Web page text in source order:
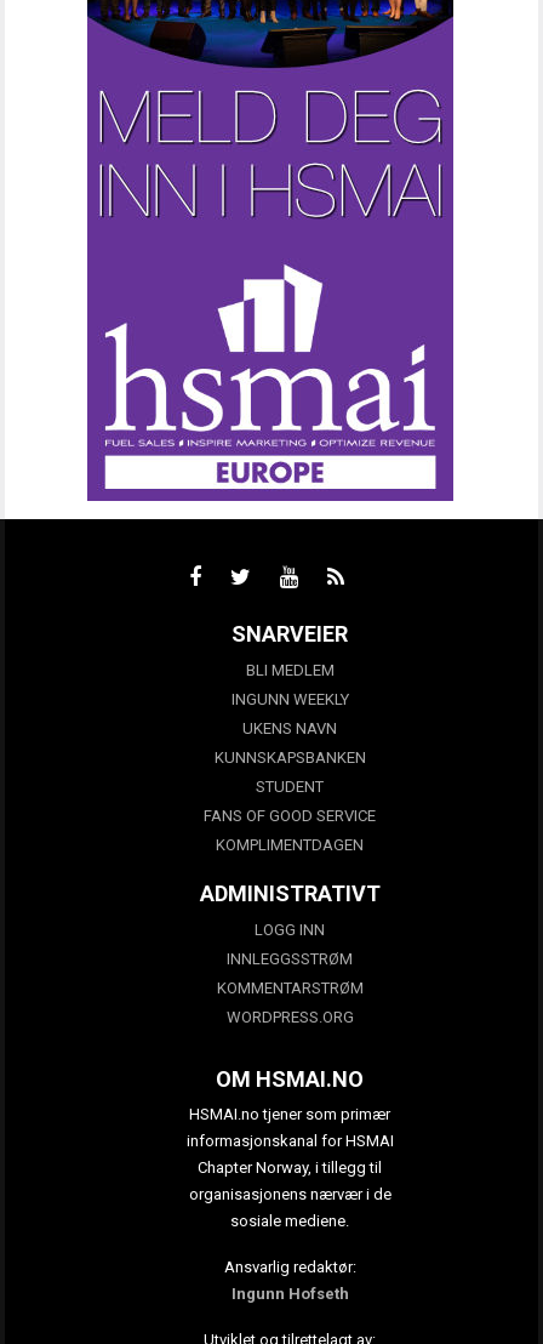
SNARVEIER
BLI MEDLEM
INGUNN WEEKLY
UKENS NAVN
KUNNSKAPSBANKEN
STUDENT
FANS OF GOOD SERVICE
KOMPLIMENTDAGEN
ADMINISTRATIVT
LOGG INN
INNLEGGSSTRØM
KOMMENTARSTRØM
WORDPRESS.ORG
OM HSMAI.NO
HSMAI.no tjener som primær
informasjonskanal for HSMAI
Chapter Norway, i tillegg til
organisasjonens nærvær i de
sosiale mediene.
Ansvarlig redaktør:
Ingunn Hofseth
Utviklet og tilrettelagt av: